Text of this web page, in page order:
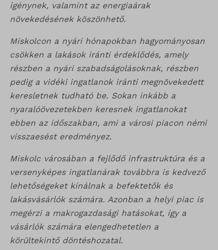
igénynek, valamint az energiaárak
növekedésének köszönhető.
Miskolcon a nyári hónapokban hagyományosan
csökken a lakások iránti érdeklődés, amely
részben a nyári szabadságolásoknak, részben
pedig a vidéki ingatlanok iránti megnövekedett
keresletnek tudható be. Sokan inkább a
nyaralóövezetekben keresnek ingatlanokat
ebben az időszakban, ami a városi piacon némi
visszaesést eredményez.
Miskolc városában a fejlődő infrastruktúra és a
versenyképes ingatlanárak továbbra is kedvező
lehetőségeket kínálnak a befektetők és
lakásvásárlók számára. Azonban a helyi piac is
megérzi a makrogazdasági hatásokat, így a
vásárlók számára elengedhetetlen a
körültekintő döntéshozatal.